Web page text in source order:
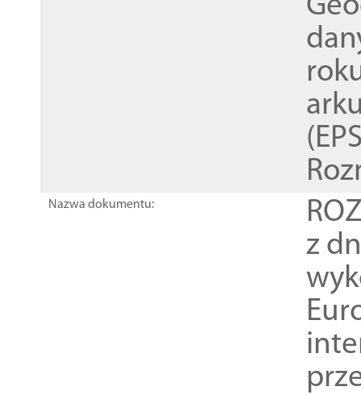
Nazwa dokumentu:
z